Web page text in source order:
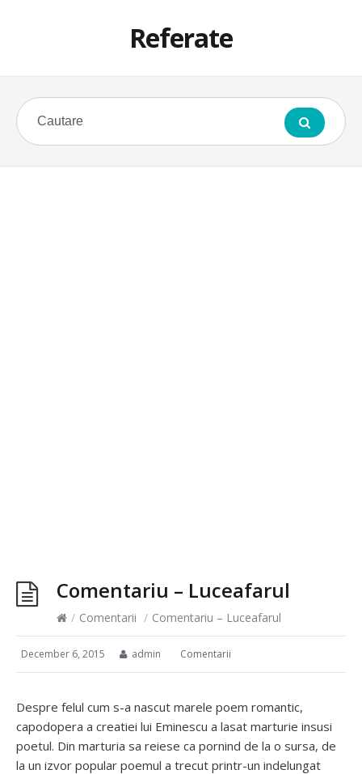
Referate
Comentariu – Luceafarul
/ Comentarii / Comentariu – Luceafarul
December 6, 2015 admin Comentarii
Despre felul cum s-a nascut marele poem romantic,
capodopera a creatiei lui Eminescu a lasat marturie insusi
poetul. Din marturia sa reiese ca pornind de la o sursa, de
la un izvor popular poemul a trecut printr-un indelungat